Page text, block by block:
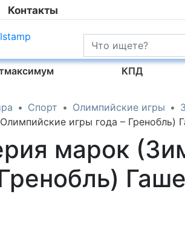
Контакты
КПД
Спорт Олимпийские игры
игры года – Гренобль)
марок